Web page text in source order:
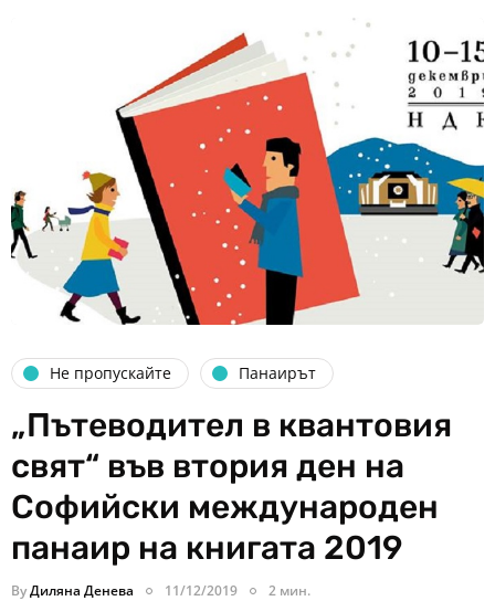
Не пропускайте Панаирът
‌„Пътеводител в квантовия
свят“ във втория ден на
Софийски международен
панаир на книгата 2019
ByДиляна Денева 11/12/2019 2 мин.